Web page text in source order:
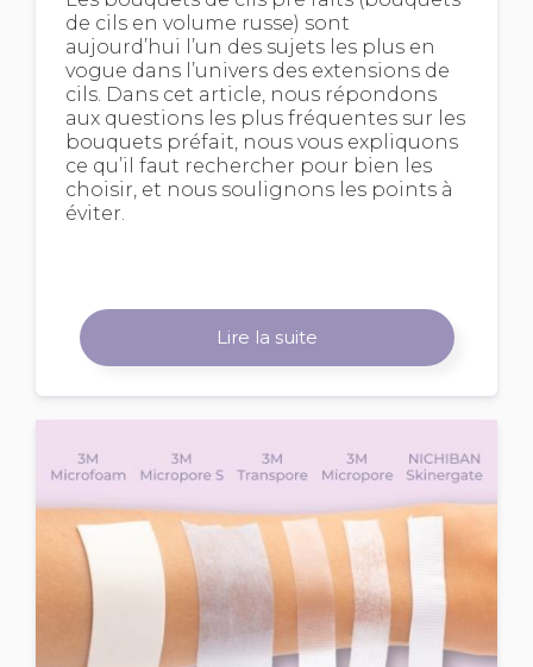
de cils en volume russe) sont
aujourd’hui l’un des sujets les plus en
vogue dans l’univers des extensions de
cils. Dans cet article, nous répondons
aux questions les plus fréquentes sur les
bouquets préfait, nous vous expliquons
ce qu’il faut rechercher pour bien les
choisir, et nous soulignons les points à
éviter.
Lire la suite